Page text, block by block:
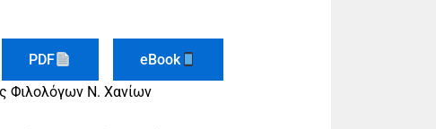
PDF
eBook
Φιλολόγων Ν. Χανίων